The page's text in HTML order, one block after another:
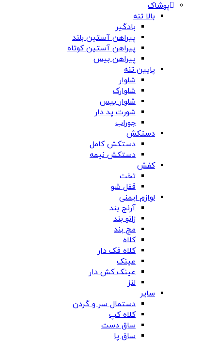
پوشاک
بالا تنه
بادگیر
پیراهن آستین بلند
پیراهن آستین کوتاه
پیراهن بیس
پایین تنه
شلوار
شلوارک
شلوار بیس
شورت پد دار
جوراب
دستکش
دستکش کامل
دستکش نیمه
کفش
تخت
قفل شو
لوازم ایمنی
آرنج بند
زانو بند
مچ بند
کلاه
کلاه فک دار
عینک
عینک کش دار
لنز
سایر
دستمال سر و گردن
کلاه کپ
ساق دست
ساق پا